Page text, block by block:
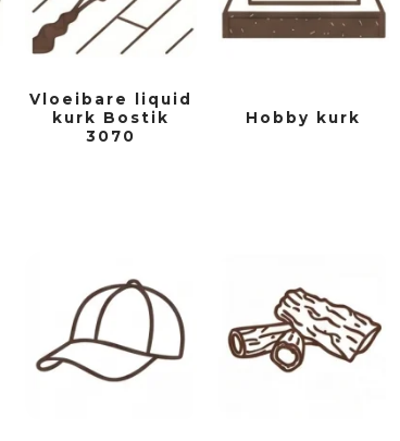
Vloeibare liquid
kurk Bostik
3070
Hobby kurk